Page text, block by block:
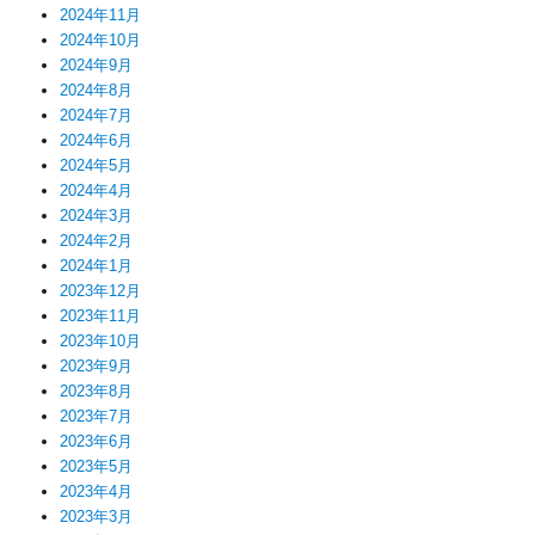
2024年11月
2024年10月
2024年9月
2024年8月
2024年7月
2024年6月
2024年5月
2024年4月
2024年3月
2024年2月
2024年1月
2023年12月
2023年11月
2023年10月
2023年9月
2023年8月
2023年7月
2023年6月
2023年5月
2023年4月
2023年3月